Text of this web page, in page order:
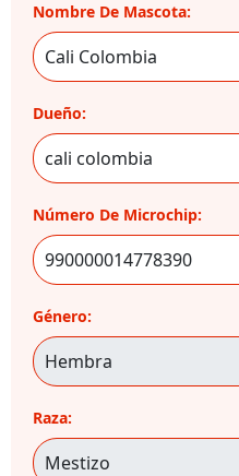
Nombre De Mascota:
Dueño:
Número De Microchip:
Género:
Raza: